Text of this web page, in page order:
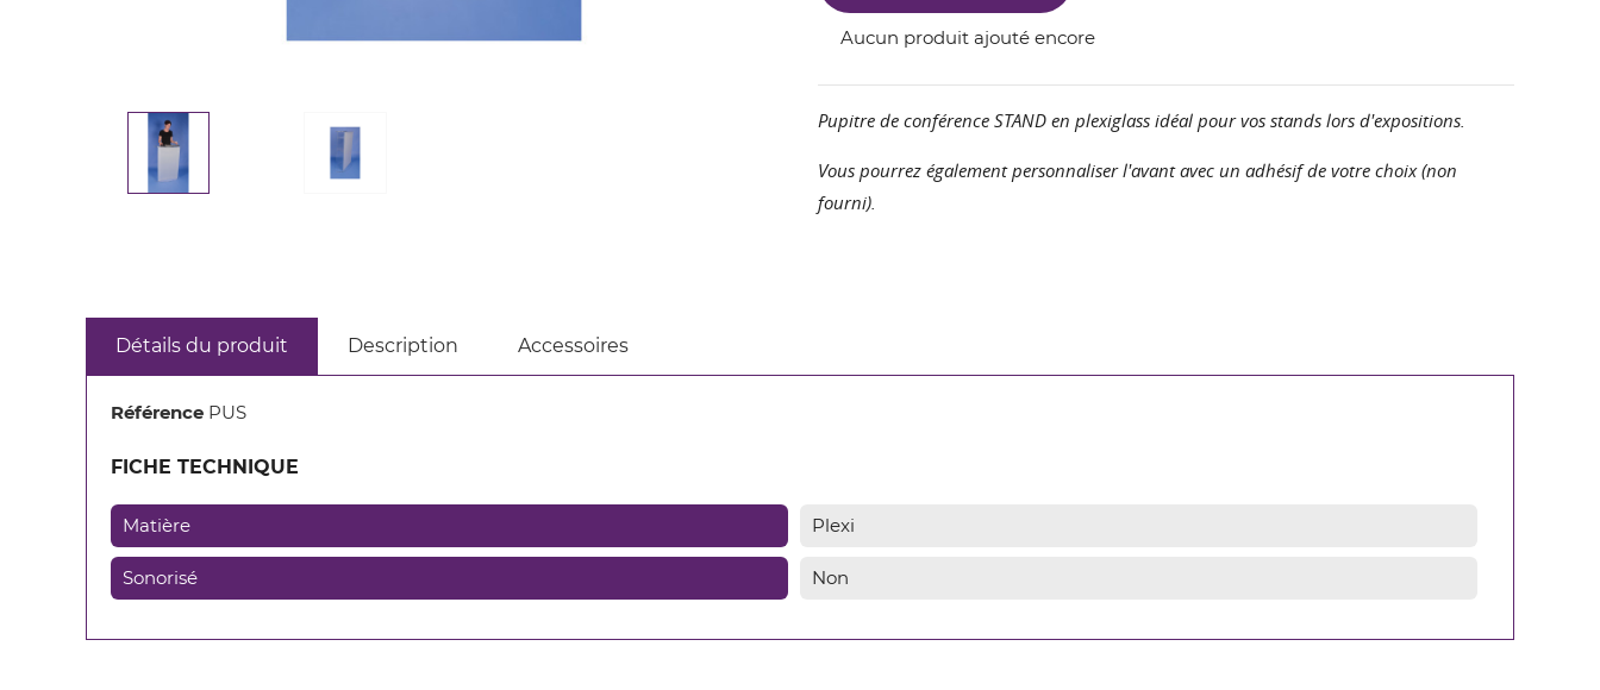
Aucun produit ajouté encore
Pupitre de conférence STAND en plexiglass idéal pour vos stands lors d'expositions.
Vous pourrez également personnaliser l'avant avec un adhésif de votre choix (non
fourni).
Détails du produit Description Accessoires
Référence PUS
FICHE TECHNIQUE
Matière Plexi
Sonorisé Non